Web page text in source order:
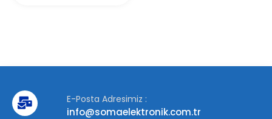
E-Posta Adresimiz :
info@somaelektronik.com.tr